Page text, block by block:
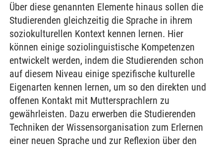
Über diese genannten Elemente hinaus sollen die
Studierenden gleichzeitig die Sprache in ihrem
soziokulturellen Kontext kennen lernen. Hier
können einige soziolinguistische Kompetenzen
entwickelt werden, indem die Studierenden schon
auf diesem Niveau einige spezifische kulturelle
Eigenarten kennen lernen, um so den direkten und
offenen Kontakt mit Muttersprachlern zu
gewährleisten. Dazu erwerben die Studierenden
Techniken der Wissensorganisation zum Erlernen
einer neuen Sprache und zur Reflexion über den